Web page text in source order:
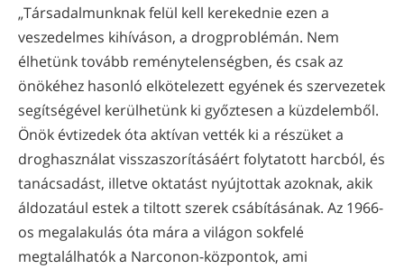
„Társadalmunknak felül kell kerekednie ezen a
veszedelmes kihíváson, a drogproblémán. Nem
élhetünk tovább reménytelenségben, és csak az
önökéhez hasonló elkötelezett egyének és szervezetek
segítségével kerülhetünk ki győztesen a küzdelemből.
Önök évtizedek óta aktívan vették ki a részüket a
droghasználat visszaszorításáért folytatott harcból, és
tanácsadást, illetve oktatást nyújtottak azoknak, akik
áldozatául estek a tiltott szerek csábításának. Az 1966-
os megalakulás óta mára a világon sokfelé
megtalálhatók a Narconon-központok, ami